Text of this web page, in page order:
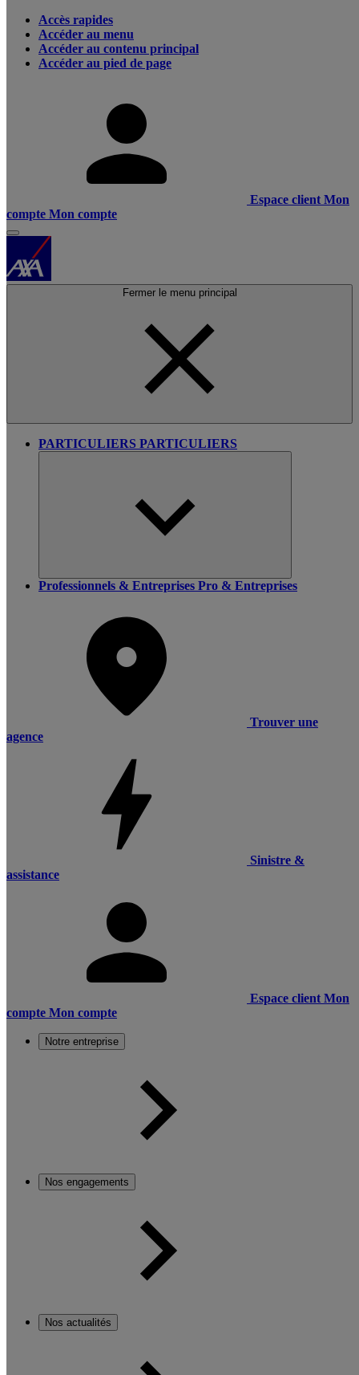
Accès rapides
Accéder au menu
Accéder au contenu principal
Accéder au pied de page
Espace client Mon
compte Mon compte
Fermer le menu principal
PARTICULIERS PARTICULIERS
Professionnels & Entreprises Pro & Entreprises
Trouver une
agence
Sinistre &
assistance
Espace client Mon
compte Mon compte
Notre entreprise
Nos engagements
Nos actualités